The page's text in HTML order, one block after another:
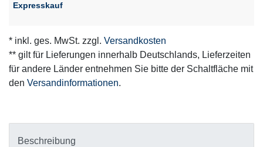
Expresskauf
* inkl. ges. MwSt. zzgl. Versandkosten
** gilt für Lieferungen innerhalb Deutschlands, Lieferzeiten
für andere Länder entnehmen Sie bitte der Schaltfläche mit
den Versandinformationen.
Beschreibung